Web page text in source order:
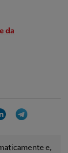
da
LinkedIn
e,